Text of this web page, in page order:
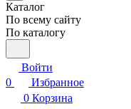
Каталог
По всему сайту
По каталогу
Войти
0
Избранное
0 Корзина